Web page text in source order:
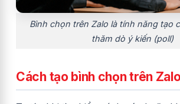
Bình chọn trên Zalo là tính năng tạo
thăm dò ý kiến (poll)
Cách tạo bình chọn trên Zalo